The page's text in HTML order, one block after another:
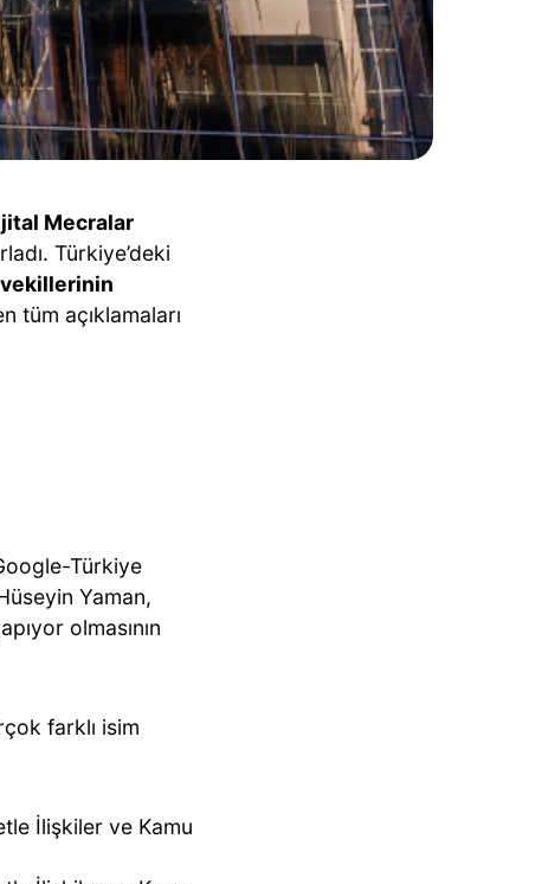
Mecralar
Türkiye’deki
tüm açıklamaları
Türkiye
Yaman,
olmasının
farklı isim
İlişkiler ve Kamu